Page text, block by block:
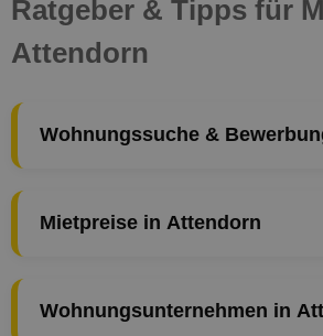
Ratgeber & Tipps für
Attendorn
Wohnungssuche &
Mietpreise in Attendorn
Wohnungsunternehmen in